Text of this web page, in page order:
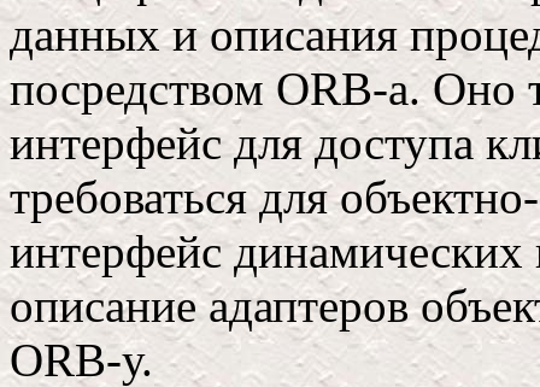
данных и описания
посредством ORB-а. Оно
интерфейс для доступа
требоваться для
интерфейс динамических
описание адаптеров
ORB-у.